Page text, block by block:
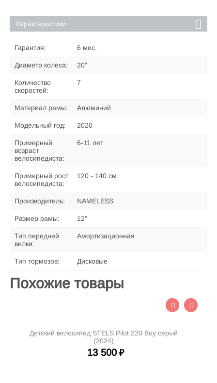
Характеристики
Гарантия: 6 мес.
Диаметр колеса: 20"
Количество
скоростей:
7
Материал рамы: Алюминий
Модельный год: 2020
Примерный
возраст
велосипедиста:
6-11 лет
Примерный рост
велосипедиста:
120 - 140 см
Производитель: NAMELESS
Размер рамы: 12"
Тип передней
вилки:
Амортизационная
Тип тормозов: Дисковые
Похожие товары
Детский велосипед STELS Pilot 220 Boy серый
(2024)
13 500 ₽